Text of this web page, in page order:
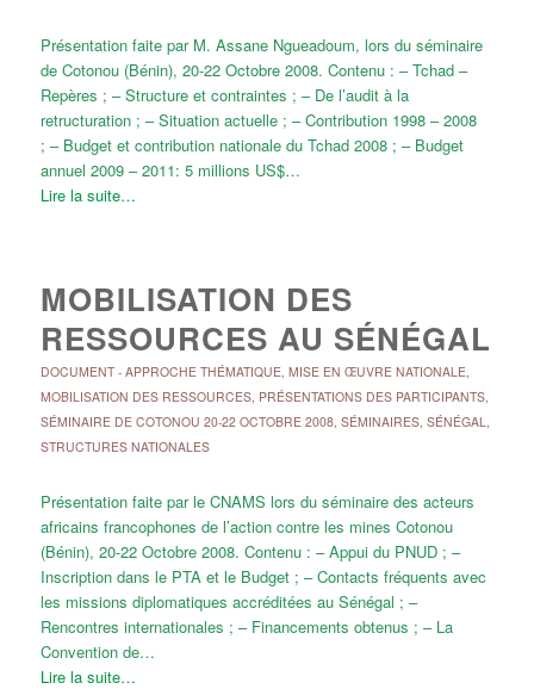
Présentation faite par M. Assane Ngueadoum, lors du séminaire
de Cotonou (Bénin), 20-22 Octobre 2008. Contenu : – Tchad –
Repères ; – Structure et contraintes ; – De l’audit à la
retructuration ; – Situation actuelle ; – Contribution 1998 – 2008
; – Budget et contribution nationale du Tchad 2008 ; – Budget
annuel 2009 – 2011: 5 millions US$…
Lire la suite…
MOBILISATION DES
RESSOURCES AU SÉNÉGAL
DOCUMENT- APPROCHE THÉMATIQUE, MISE EN ŒUVRE NATIONALE,
MOBILISATION DES RESSOURCES, PRÉSENTATIONS DES PARTICIPANTS,
SÉMINAIRE DE COTONOU 20-22 OCTOBRE 2008, SÉMINAIRES, SÉNÉGAL,
STRUCTURES NATIONALES
Présentation faite par le CNAMS lors du séminaire des acteurs
africains francophones de l’action contre les mines Cotonou
(Bénin), 20-22 Octobre 2008. Contenu : – Appui du PNUD ; –
Inscription dans le PTA et le Budget ; – Contacts fréquents avec
les missions diplomatiques accréditées au Sénégal ; –
Rencontres internationales ; – Financements obtenus ; – La
Convention de…
Lire la suite…